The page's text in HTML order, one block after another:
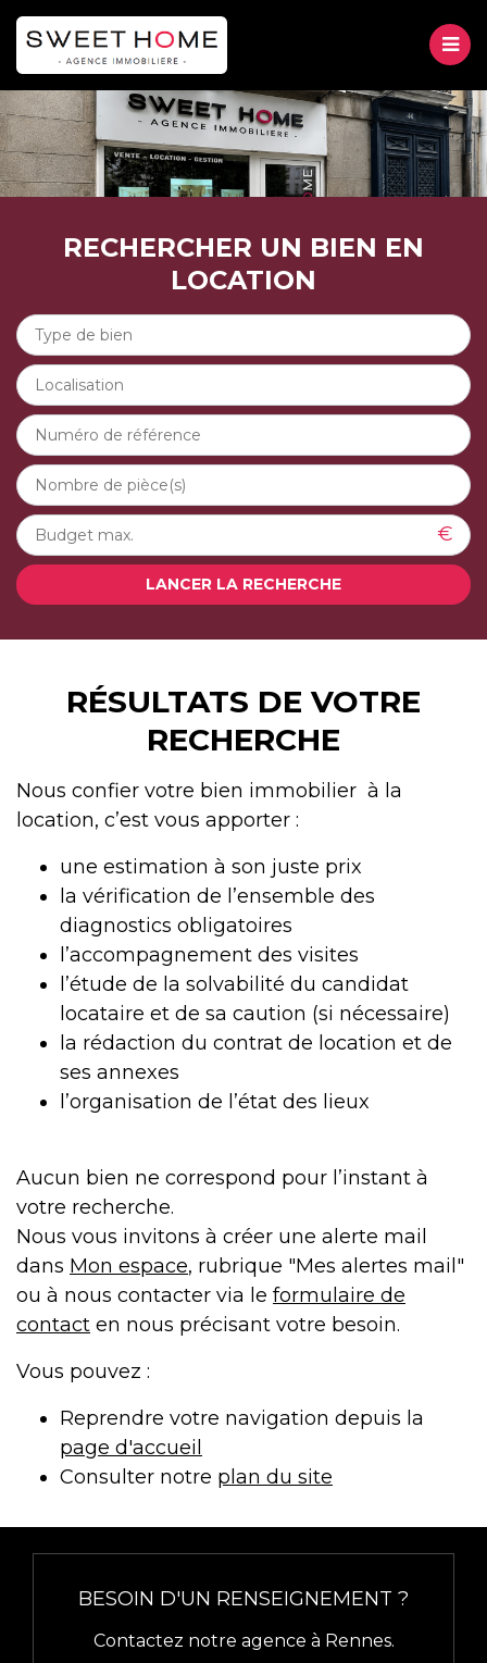
RECHERCHER UN BIEN EN
LOCATION
€
LANCER LA RECHERCHE
Nos biens en location
RÉSULTATS DE VOTRE
RECHERCHE
Nous confier votre bien immobilier à la
location, c’est vous apporter :
une estimation à son juste prix
la vérification de l’ensemble des
diagnostics obligatoires
l’accompagnement des visites
l’étude de la solvabilité du candidat
locataire et de sa caution (si nécessaire)
la rédaction du contrat de location et de
ses annexes
l’organisation de l’état des lieux
Aucun bien ne correspond pour l’instant à
votre recherche.
Nous vous invitons à créer une alerte mail
dans Mon espace, rubrique "Mes alertes mail"
ou à nous contacter via le formulaire de
contact en nous précisant votre besoin.
Vous pouvez :
Reprendre votre navigation depuis la
page d'accueil
Consulter notre plan du site
BESOIN D'UN RENSEIGNEMENT ?
Contactez notre agence à Rennes.
VENTE
LOCATION
GESTION
À PROPOS